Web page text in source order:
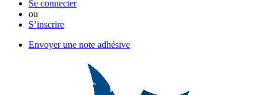
Se connecter
ou
S’inscrire
Envoyer une note adhésive